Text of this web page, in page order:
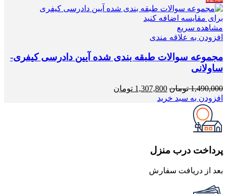
برای مقایسه اضافه کنید
مشاهده سریع
افزودن به علاقه مندی
مجموعه سوالات طبقه بندی شده آیین دادرسی کیفری-
ساولانی
1,490,000 تومان قیمت
اصلی
1,307,800 تومان
افزودن به سبد خرید
پرداخت درب منزل
بعد از دریافت سفارش